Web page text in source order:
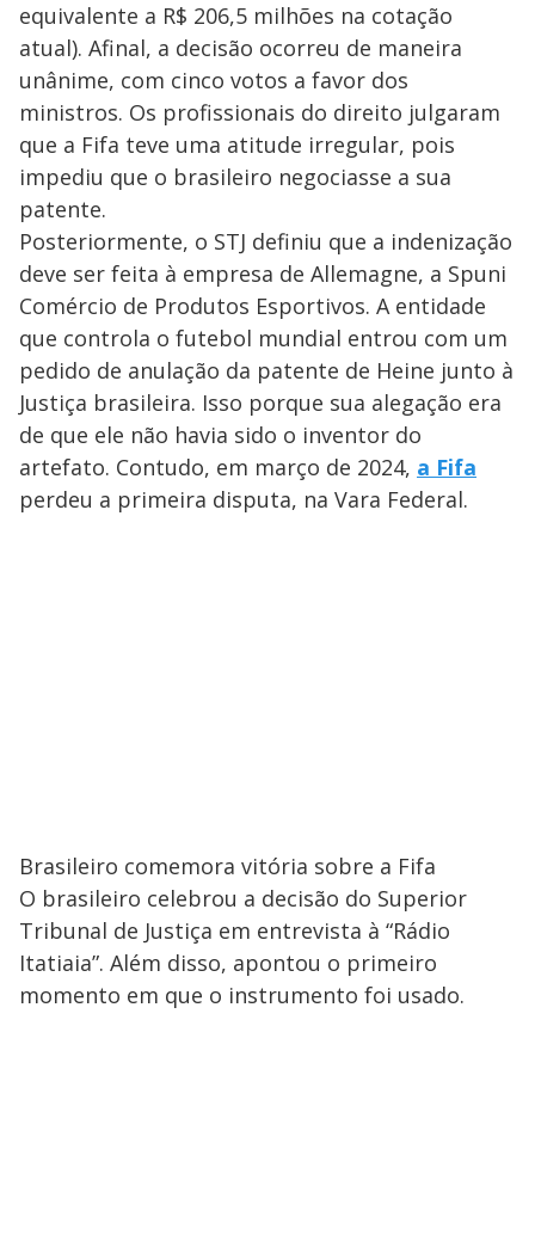
equivalente a R$ 206,5 milhões na cotação
atual). Afinal, a decisão ocorreu de maneira
unânime, com cinco votos a favor dos
ministros. Os profissionais do direito julgaram
que a Fifa teve uma atitude irregular, pois
impediu que o brasileiro negociasse a sua
patente.
Posteriormente, o STJ definiu que a indenização
deve ser feita à empresa de Allemagne, a Spuni
Comércio de Produtos Esportivos. A entidade
que controla o futebol mundial entrou com um
pedido de anulação da patente de Heine junto à
Justiça brasileira. Isso porque sua alegação era
de que ele não havia sido o inventor do
artefato. Contudo, em março de 2024, a Fifa
perdeu a primeira disputa, na Vara Federal.
Brasileiro comemora vitória sobre a Fifa
O brasileiro celebrou a decisão do Superior
Tribunal de Justiça em entrevista à “Rádio
Itatiaia”. Além disso, apontou o primeiro
momento em que o instrumento foi usado.